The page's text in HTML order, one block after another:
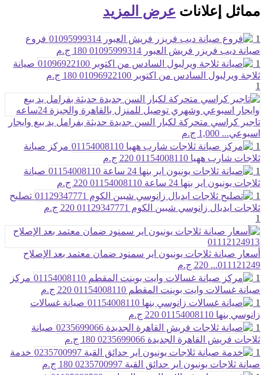
مماثل إعلانات عرض المزيد
1
فروع
صيانة ديب فريزر فريش العبور 01095999314
180 ج.م
1
صيانة
ثلاجة ويرلبول السادس من اكتوبر 01096922100
180 ج.م
1
تاجير كراسي متحركة لكبار السن جديدة حديثة بفرامل يد بيع وايجار
اسبوعي... 1,000 ج.م
1
مركز صيانة
ثلاجات شارب ههيا 01154008110
220 ج.م
1
صيانة
ثلاجات يونيون اير بنها 24 ساعة 01154008110
220 ج.م
1
تصليح
ثلاجات ايديال زانوسي شبين الكوم 01129347771
220 ج.م
1
أسعار صيانة ثلاجات يونيون اير سمنود ضمان معتمد بعد الإصلاح
011121249...
220 ج.م
1
مركز
صيانة غسالات وايت بوينت المقطم 01154008110
220 ج.م
1
صيانة غسالات
زانوسي بنها 01154008110
220 ج.م
1
صيانة
ثلاجات فريش القاهرة الجديدة 0235699066
180 ج.م
1
خدمة
صيانة ثلاجات يونيون اير حدائق القبة 0235700997
180 ج.م